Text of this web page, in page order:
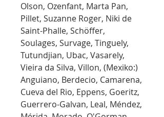
Olson, Ozenfant, Marta Pan,
Pillet, Suzanne Roger, Niki de
Saint-Phalle, Schöffer,
Soulages, Survage, Tinguely,
Tutundjian, Ubac, Vasarely,
Vieira da Silva, Villon, (Mexiko:)
Anguiano, Berdecio, Camarena,
Cueva del Rio, Eppens, Goeritz,
Guerrero-Galvan, Leal, Méndez,